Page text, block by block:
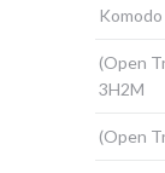
(Open
3H2M
(Open